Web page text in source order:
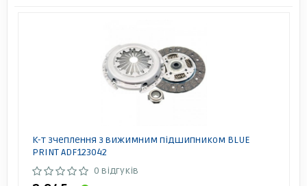
К-т зчеплення з вижимним підшипником BLUE
PRINT ADF123042
0 відгуків